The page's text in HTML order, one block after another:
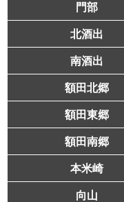
門部
北酒出
南酒出
額田北郷
額田東郷
額田南郷
本米崎
向山